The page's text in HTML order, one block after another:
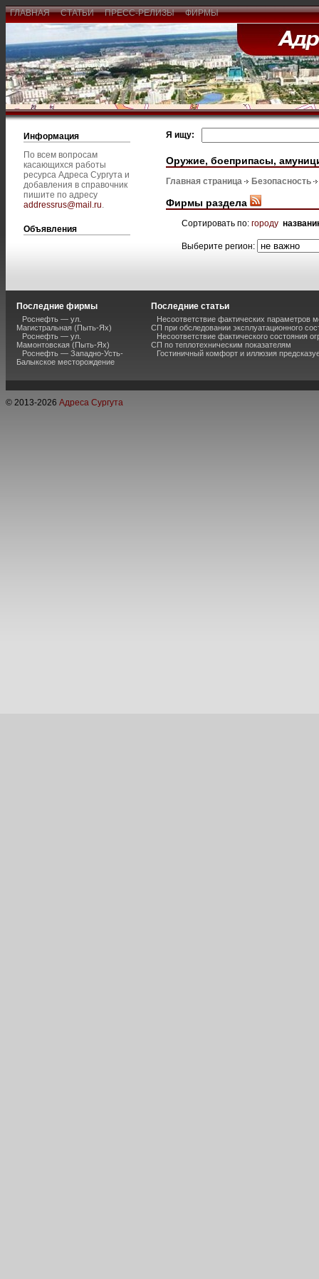
ГЛАВНАЯ СТАТЬИ ПРЕСС-РЕЛИЗЫ ФИРМЫ
Информация
По всем вопросам
касающихся работы
ресурса Адреса Сургута и
добавления в справочник
пишите по адресу
addressrus@mail.ru.
Объявления
Я ищу:
Оружие, боеприпасы,
Главная страница Безопасность
Фирмы раздела
Сортировать по: городу
Выберите регион:
Последние фирмы
Роснефть — ул.
Магистральная (Пыть-Ях)
Роснефть — ул.
Мамонтовская (Пыть-Ях)
Роснефть — Западно-Усть-
Балыкское месторождение
Последние статьи
Несоответствие фактических параметров
СП при обследовании эксплуатационного
Несоответствие фактического состояния
СП по теплотехническим показателям
Гостиничный комфорт и иллюзия
© 2013-2026 Адреса Сургута